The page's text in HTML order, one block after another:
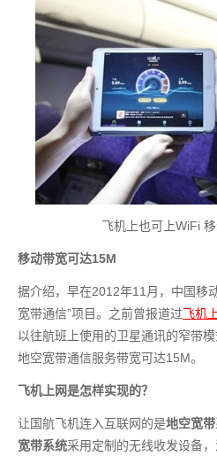
飞机上也可上WiFi
移动带宽可达15M
据介绍，早在2012年11月，中国移
宽带通信”项目。之前曾报道过飞机
以往航班上使用的卫星通讯的窄带
地空宽带通信服务带宽可达15M。
飞机上网是怎样实现的？
让国航飞机连入互联网的是地空宽
宽带系统采用定制的无线收发设备